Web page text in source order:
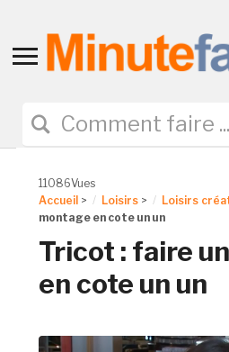
Toggle
navigation
11086Vues
Accueil > Loisirs > Loisirs
montage en cote un un
Tricot : faire
en cote un un